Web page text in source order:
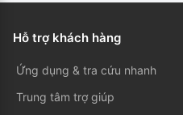
Hỗ trợ khách hàng
Ứng dụng & tra cứu nhanh
Trung tâm trợ giúp